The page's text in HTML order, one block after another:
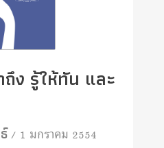
ถึง รู้ให้ทัน และ
/ 1 มกราคม 2554